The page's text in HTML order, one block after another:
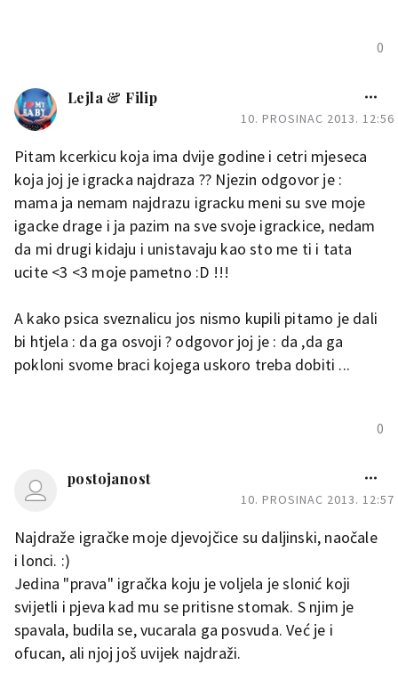
0
Lejla & Filip
10. PROSINAC 2013. 12:56
Pitam kcerkicu koja ima dvije godine i cetri mjeseca
koja joj je igracka najdraza ?? Njezin odgovor je :
mama ja nemam najdrazu igracku meni su sve moje
igacke drage i ja pazim na sve svoje igrackice, nedam
da mi drugi kidaju i unistavaju kao sto me ti i tata
ucite <3 <3 moje pametno :D !!!
A kako psica sveznalicu jos nismo kupili pitamo je dali
bi htjela : da ga osvoji ? odgovor joj je : da ,da ga
pokloni svome braci kojega uskoro treba dobiti ...
0
postojanost
10. PROSINAC 2013. 12:57
Najdraže igračke moje djevojčice su daljinski, naočale
i lonci. :)
Jedina "prava" igračka koju je voljela je slonić koji
svijetli i pjeva kad mu se pritisne stomak. S njim je
spavala, budila se, vucarala ga posvuda. Već je i
ofucan, ali njoj još uvijek najdraži.